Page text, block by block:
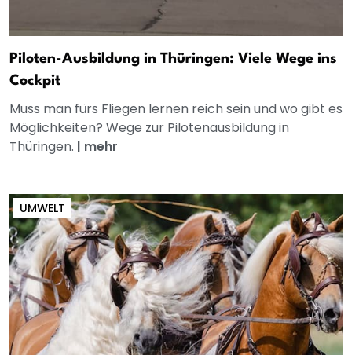
Piloten-Ausbildung in Thüringen: Viele Wege ins
Cockpit
Muss man fürs Fliegen lernen reich sein und wo gibt es
Möglichkeiten? Wege zur Pilotenausbildung in
Thüringen. | mehr
UMWELT